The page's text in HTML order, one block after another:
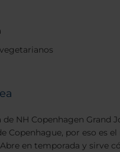
de NH Copenhagen Grand
Copenhague, por eso es
en temporada y sirve